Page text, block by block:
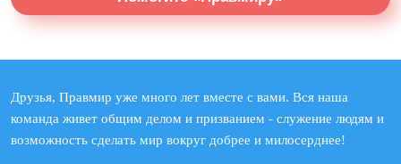
Друзья, Правмир уже много лет вместе с вами. Вся наша
команда живет общим делом и призванием - служение людям и
возможность сделать мир вокруг добрее и милосерднее!